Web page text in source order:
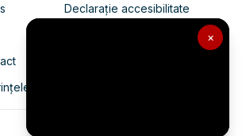
×
Declarație accesibilitate
Politica de confidențialitate